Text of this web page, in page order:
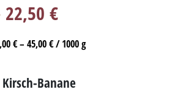
22,50 €
€– 45,00€/1000g
Banane